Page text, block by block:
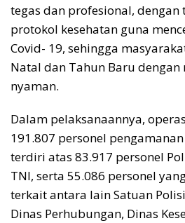
tegas dan profesional,
protokol kesehatan guna
Covid- 19, sehingga
Natal dan Tahun Baru dengan
nyaman.
Dalam pelaksanaannya,
191.807 personel
terdiri atas 83.917 personel
TNI, serta 55.086 personel
terkait antara lain Satuan
Dinas Perhubungan, Dinas